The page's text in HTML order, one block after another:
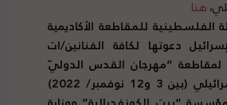
هنا
الفلسطينية للمقاطعة الأكاديمية
دعوتها لكافة الفنانين/ات
لمقاطعة “مهرجان القدس الدوليّ
(بين 3 و12 نوفمبر/ 2022)